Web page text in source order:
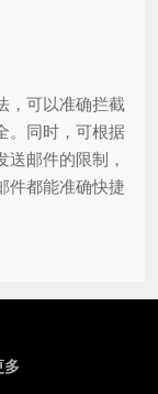
，可以准确拦截
。同时，可根据
邮件的限制，
件都能准确快捷
多